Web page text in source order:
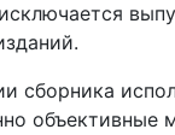
сборника
объективные